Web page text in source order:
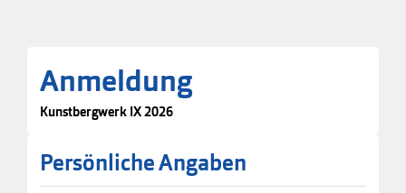
Anmeldung
Kunstbergwerk IX 2026
Persönliche Angaben